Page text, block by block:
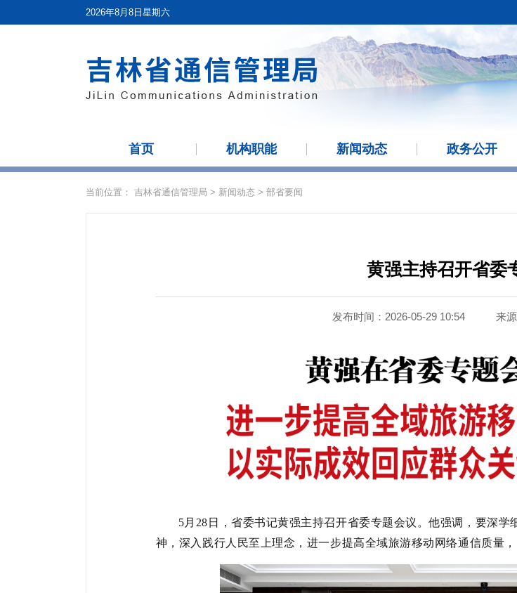
2026年8月8日星期六
首页 机构职能 新闻动态 政务公开
当前位置： 吉林省通信管理局 > 新闻动态 > 部省要闻
黄强主持召开省委
发布时间：2026-05-29 10:54 来源
5月 28 日，省委书记黄强主持召开省委专题会议。他强调， 要深学
神，深入践行人民至上理念，进一步提高全域旅游移动网络通信质量